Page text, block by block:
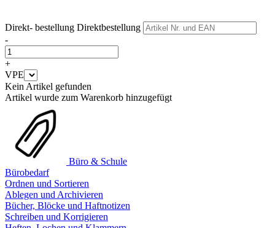
Direkt- bestellung Direktbestellung
-
+
VPE
Kein Artikel gefunden
Artikel wurde zum Warenkorb hinzugefügt
Büro & Schule
Bürobedarf
Ordnen und Sortieren
Ablegen und Archivieren
Bücher, Blöcke und Haftnotizen
Schreiben und Korrigieren